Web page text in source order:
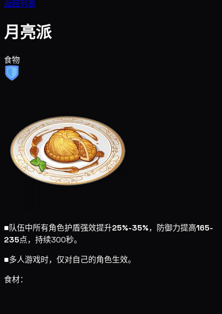
返回列表
月亮派
食物
■队伍中所有角色护盾强效提升25%-35%，防御力提高165-
235点，持续300秒。
■多人游戏时，仅对自己的角色生效。
食材：